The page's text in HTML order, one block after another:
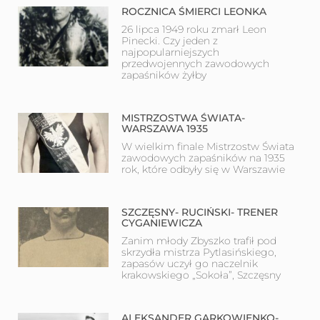
ROCZNICA ŚMIERCI LEONKA
26 lipca 1949 roku zmarł Leon
Pinecki. Czy jeden z
najpopularniejszych
przedwojennych zawodowych
zapaśników żyłby
MISTRZOSTWA ŚWIATA-
WARSZAWA 1935
W wielkim finale Mistrzostw Świata
zawodowych zapaśników na 1935
rok, które odbyły się w Warszawie
SZCZĘSNY- RUCIŃSKI- TRENER
CYGANIEWICZA
Zanim młody Zbyszko trafił pod
skrzydła mistrza Pytlasińskiego,
zapasów uczył go naczelnik
krakowskiego „Sokoła”, Szczęsny